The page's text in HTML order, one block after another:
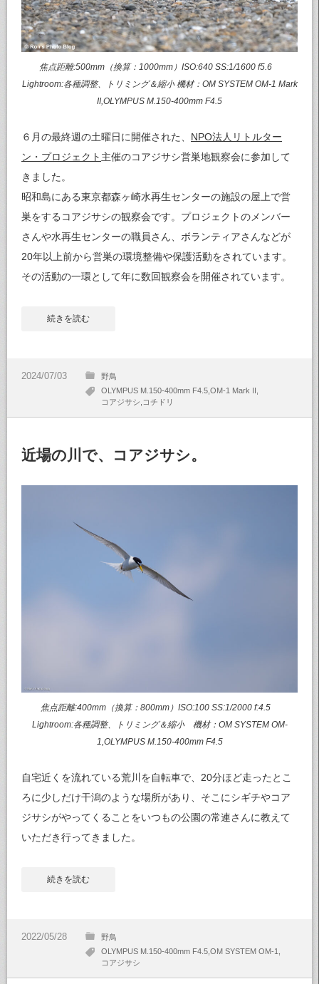
焦点距離:500mm（換算：1000mm）ISO:640 SS:1/1600 f5.6
Lightroom:各種調整、トリミング＆縮小 機材：OM SYSTEM OM-1 Mark
II,OLYMPUS M.150-400mm F4.5
６月の最終週の土曜日に開催された、 NPO法人リトルター
ン・プロジェクト 主催のコアジサシ営巣地観察会に参加して
きました。
昭和島にある東京都森ヶ崎水再生センターの施設の屋上で営
巣をするコアジサシの観察会です。プロジェクトのメンバー
さんや水再生センターの職員さん、ボランティアさんなどが
20年以上前から営巣の環境整備や保護活動をされています。
その活動の一環として年に数回観察会を開催されています。
続きを読む
野鳥
OLYMPUS M.150-400mm F4.5 OM-1 Mark II
コアジサシ コチドリ
近場の川で、コアジサシ。
焦点距離:400mm（換算：800mm）ISO:100 SS:1/2000 f:4.5
Lightroom:各種調整、トリミング＆縮小 機材：OM SYSTEM OM-
1,OLYMPUS M.150-400mm F4.5
自宅近くを流れている荒川を自転車で、20分ほど走ったとこ
ろに少しだけ干潟のような場所があり、そこにシギチやコア
ジサシがやってくることをいつもの公園の常連さんに教えて
いただき行ってきました。
続きを読む
野鳥
OLYMPUS M.150-400mm F4.5 OM SYSTEM OM-1
コアジサシ